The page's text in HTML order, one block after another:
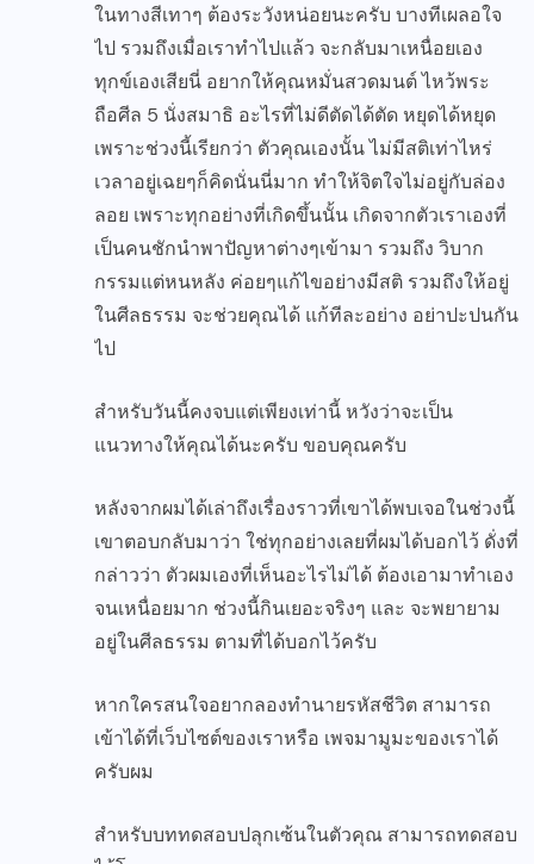
ในทางสีเทาๆ ต้องระวังหน่อยนะครับ บางทีเผลอใจ
ไป รวมถึงเมื่อเราทำไปแล้ว จะกลับมาเหนื่อยเอง
ทุกข์เองเสียนี่ อยากให้คุณหมั่นสวดมนต์ ไหว้พระ
ถือศีล 5 นั่งสมาธิ อะไรที่ไม่ดีตัดได้ตัด หยุดได้หยุด
เพราะช่วงนี้เรียกว่า ตัวคุณเองนั้น ไม่มีสติเท่าไหร่
เวลาอยู่เฉยๆก็คิดนั่นนี่มาก ทำให้จิตใจไม่อยู่กับล่อง
ลอย เพราะทุกอย่างที่เกิดขึ้นนั้น เกิดจากตัวเราเองที่
เป็นคนชักนำพาปัญหาต่างๆเข้ามา รวมถึง วิบาก
กรรมแต่หนหลัง ค่อยๆแก้ไขอย่างมีสติ รวมถึงให้อยู่
ในศีลธรรม จะช่วยคุณได้ แก้ทีละอย่าง อย่าปะปนกัน
ไป
สำหรับวันนี้คงจบแต่เพียงเท่านี้ หวังว่าจะเป็น
แนวทางให้คุณได้นะครับ ขอบคุณครับ
หลังจากผมได้เล่าถึงเรื่องราวที่เขาได้พบเจอในช่วงนี้
เขาตอบกลับมาว่า ใช่ทุกอย่างเลยที่ผมได้บอกไว้ ดั่งที่
กล่าวว่า ตัวผมเองที่เห็นอะไรไม่ได้ ต้องเอามาทำเอง
จนเหนื่อยมาก ช่วงนี้กินเยอะจริงๆ และ จะพยายาม
อยู่ในศีลธรรม ตามที่ได้บอกไว้ครับ
หากใครสนใจอยากลองทำนายรหัสชีวิต สามารถ
เข้าได้ที่เว็บไซต์ของเราหรือ เพจมามูมะของเราได้
ครับผม
สำหรับบททดสอบปลุกเซ้นในตัวคุณ สามารถทดสอบ